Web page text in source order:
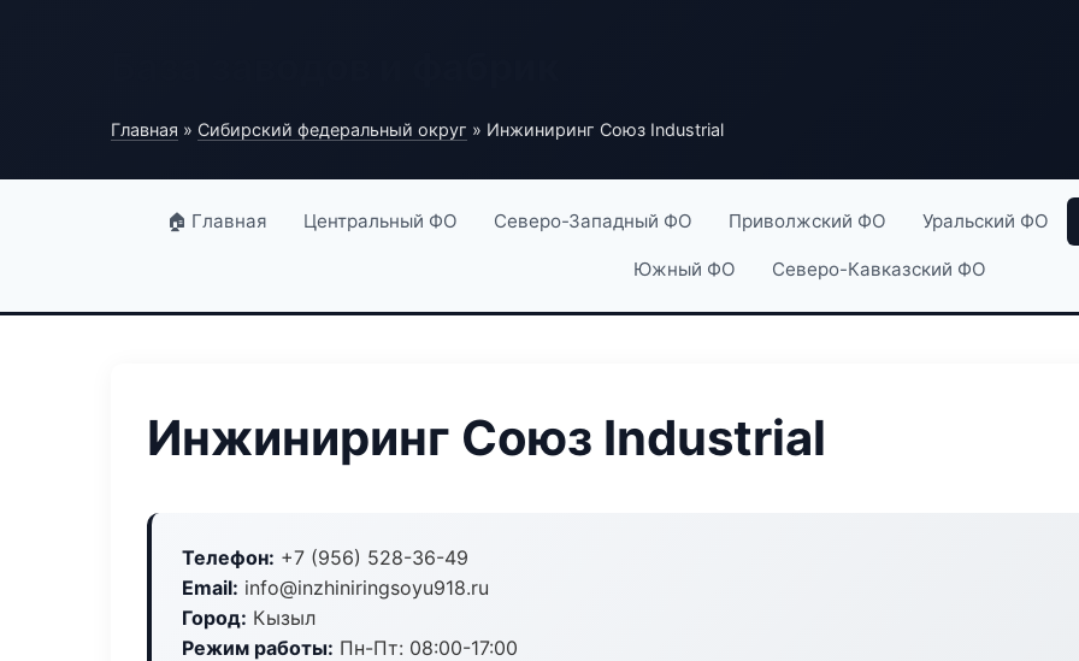
Главная » Сибирский федеральный округ » Инжиниринг Союз Industrial
🏠 Главная Центральный ФО Северо-Западный ФО Приволжский ФО Уральский ФО
Южный ФО Северо-Кавказский ФО
Инжиниринг Союз Industrial
Телефон: +7 (956) 528-36-49
Email: info@inzhiniringsoyu918.ru
Город: Кызыл
Режим работы: Пн-Пт: 08:00-17:00